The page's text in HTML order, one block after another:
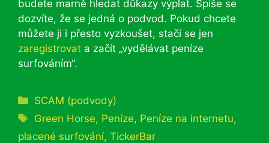
budete marně hledat důkazy výplat. Spíše se
dozvíte, že se jedná o podvod. Pokud chcete
můžete ji i přesto vyzkoušet, stačí se jen
zaregistrovat a začít „vydělávat peníze
surfováním“.
Rubriky
SCAM (podvody)
Štítky
Green Horse, Peníze, Peníze na internetu,
placené surfování, TickerBar